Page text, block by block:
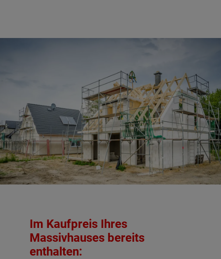
Im Kaufpreis Ihres
Massivhauses bereits
enthalten: